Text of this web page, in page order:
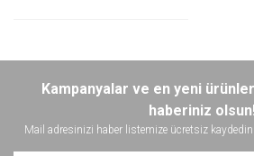
Kampanyalar ve en yeni
haberiniz olsun!
Mail adresinizi haber listemize ücretsiz